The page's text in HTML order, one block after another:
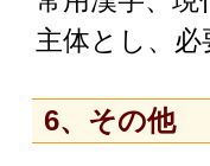
主体とし、
6、その他